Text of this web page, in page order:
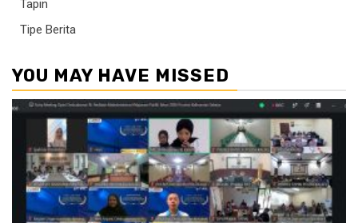
Tapin
Tipe Berita
YOU MAY HAVE MISSED